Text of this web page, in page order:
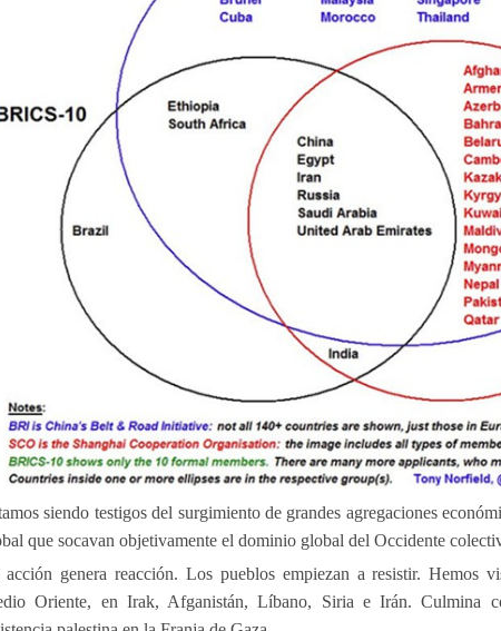
siendo testigos del surgimiento de grandes agregaciones
que socavan objetivamente el dominio global del Occidente
genera reacción. Los pueblos empiezan a resistir. Hemos
Oriente, en Irak, Afganistán, Líbano, Siria e Irán. Culmina